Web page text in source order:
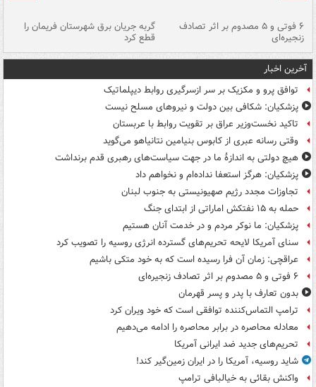
۶ فوتی و ۵ مصدوم بر اثر تصادف
زنجیره‌ای
گربه جریان برق شهرستان فریمان را
قطع کرد
آخرین اخبار
توافق پرو و مکزیک بر سر ازسرگیری روابط دیپلماتیک
پزشکیان: شکافی بین دولت و نیروهای مسلح نیست
تاکید نخست‌وزیر عراق بر تقویت روابط با عربستان
وقتی رسانه عبری از کابوس بنیامین نتانیاهو می‌گوید
هیچ دولتی به اندازۀ ما در جهت سیاست‌های رهبری قدم برنداشت
پزشکیان: هرگز استعفا نداده‌ام و نخواهم داد
تجاوزات مجدد رژیم صهیونیستی به جنوب لبنان
حمله به ۱۵ نفتکش‌ اماراتی از ابتدای جنگ
پزشکیان: ما نوکر مردم و در خدمت آنان هستیم
سنای آمریکا لایحه تحریم‌های گسترده انرژی روسیه را تصویب کرد
عراقچی: زمان آن فرا رسیده است که به خود متکی باشیم
۶ فوتی و ۵ مصدوم بر اثر تصادف زنجیره‌ای
بدون تعارف با پدر و پسر قهرمان
ترامپ التماس‌کننده توافقی است که خود ویران کرد
معادله محاصره در برابر محاصره را ادامه می‌دهیم
تحریم‌های جدید ضد ایرانی آمریکا
شاید روسیه، آمریکا را در ایران زمین‌گیر کند!
واکنش بقائی به خیالبافی ترامپ